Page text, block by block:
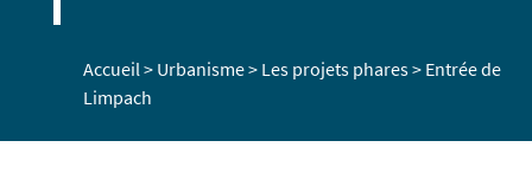
Accueil > Urbanisme> Les projets phares> Entrée de
Limpach